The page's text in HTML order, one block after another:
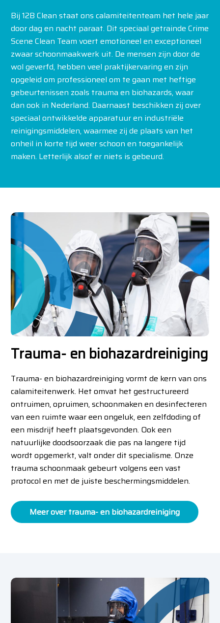
Bij 12B Clean staat ons calamiteitenteam het hele jaar
door dag en nacht paraat. Dit speciaal getrainde Crime
Scene Clean Team voert emotioneel en exceptioneel
zwaar schoonmaakwerk uit. De mensen zijn door de
wol geverfd, hebben veel praktijkervaring en zijn
opgeleid om professioneel om te gaan met heftige
gebeurtenissen zoals trauma en biohazards, waar
dan ook in Nederland. Daarnaast beschikken zij over
speciaal ontwikkelde apparatuur en industriële
reinigingsmiddelen, waarmee zij de plaats van het
onheil in korte tijd weer schoon en toegankelijk
maken. Letterlijk alsof er niets is gebeurd.
Trauma- en biohazardreiniging
Trauma- en biohazardreiniging vormt de kern van ons
calamiteitenwerk. Het omvat het gestructureerd
ontruimen, opruimen, schoonmaken en desinfecteren
van een ruimte waar een ongeluk, een zelfdoding of
een misdrijf heeft plaatsgevonden. Ook een
natuurlijke doodsoorzaak die pas na langere tijd
wordt opgemerkt, valt onder dit specialisme. Onze
trauma schoonmaak gebeurt volgens een vast
protocol en met de juiste beschermingsmiddelen.
Meer over trauma- en biohazardreiniging